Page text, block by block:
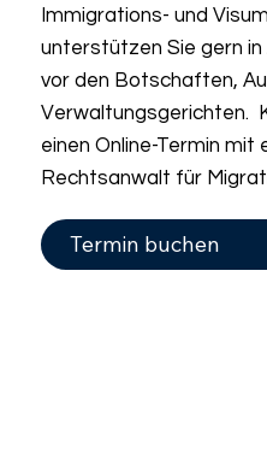
Immigrations- und
unterstützen Sie gern
vor den Botschaften,
Verwaltungsgerichten.
einen Online-Termin mit
Rechtsanwalt für
Termin buchen